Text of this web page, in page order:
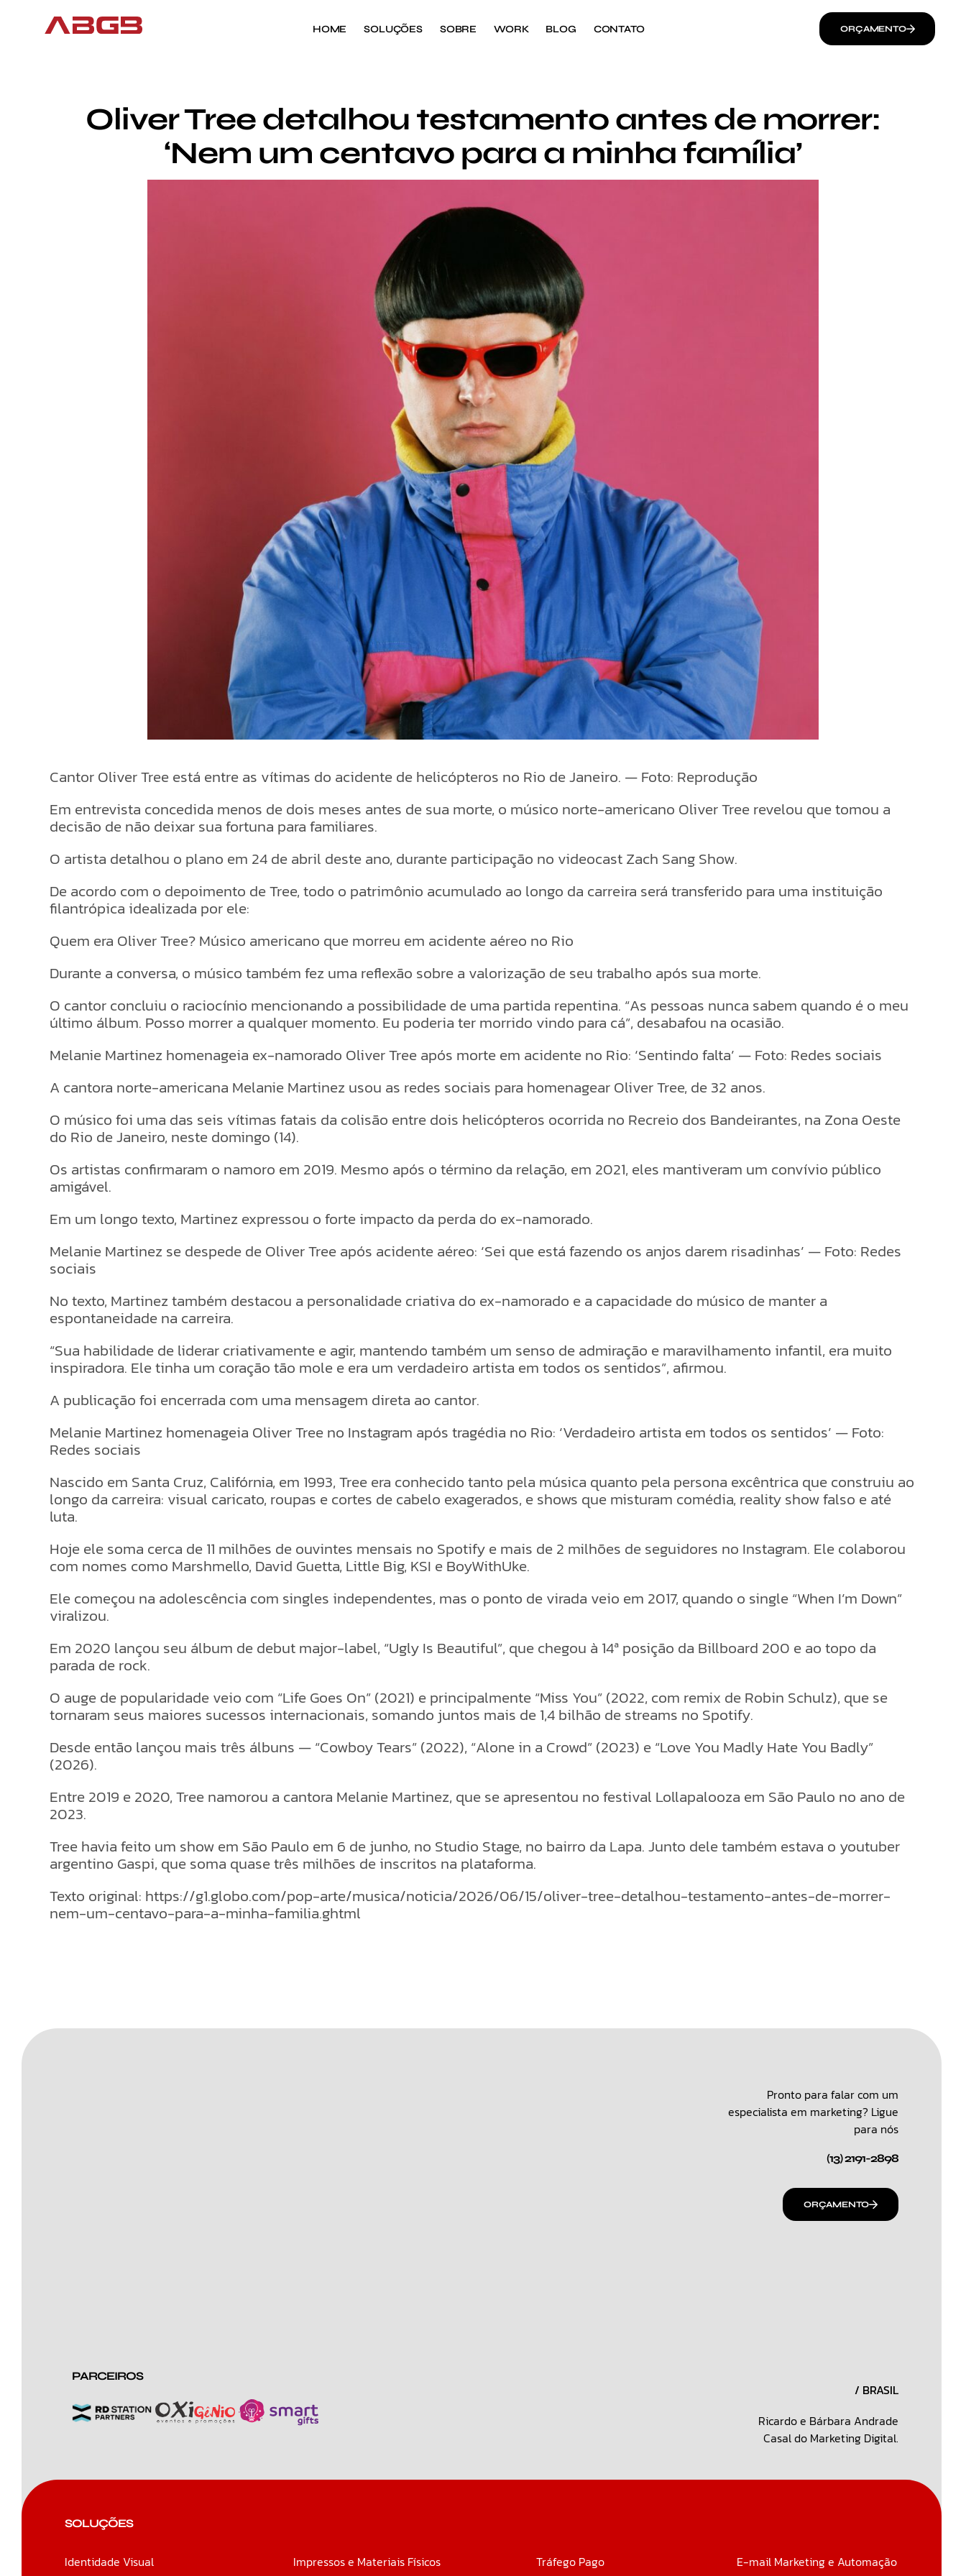
HOME SOLUÇÕES SOBRE WORK BLOG CONTATO ORÇAMENTO
Oliver Tree detalhou testamento antes de morrer:
‘Nem um centavo para a minha família’
Cantor Oliver Tree está entre as vítimas do acidente de helicópteros no Rio de Janeiro. — Foto: Reprodução
Em entrevista concedida menos de dois meses antes de sua morte, o músico norte-americano Oliver Tree revelou que tomou a
decisão de não deixar sua fortuna para familiares.
O artista detalhou o plano em 24 de abril deste ano, durante participação no videocast Zach Sang Show.
De acordo com o depoimento de Tree, todo o patrimônio acumulado ao longo da carreira será transferido para uma instituição
filantrópica idealizada por ele:
Quem era Oliver Tree? Músico americano que morreu em acidente aéreo no Rio
Durante a conversa, o músico também fez uma reflexão sobre a valorização de seu trabalho após sua morte.
O cantor concluiu o raciocínio mencionando a possibilidade de uma partida repentina. “As pessoas nunca sabem quando é o meu
último álbum. Posso morrer a qualquer momento. Eu poderia ter morrido vindo para cá”, desabafou na ocasião.
Melanie Martinez homenageia ex-namorado Oliver Tree após morte em acidente no Rio: ‘Sentindo falta’ — Foto: Redes sociais
A cantora norte-americana Melanie Martinez usou as redes sociais para homenagear Oliver Tree, de 32 anos.
O músico foi uma das seis vítimas fatais da colisão entre dois helicópteros ocorrida no Recreio dos Bandeirantes, na Zona Oeste
do Rio de Janeiro, neste domingo (14).
Os artistas confirmaram o namoro em 2019. Mesmo após o término da relação, em 2021, eles mantiveram um convívio público
amigável.
Em um longo texto, Martinez expressou o forte impacto da perda do ex-namorado.
Melanie Martinez se despede de Oliver Tree após acidente aéreo: ‘Sei que está fazendo os anjos darem risadinhas’ — Foto: Redes
sociais
No texto, Martinez também destacou a personalidade criativa do ex-namorado e a capacidade do músico de manter a
espontaneidade na carreira.
“Sua habilidade de liderar criativamente e agir, mantendo também um senso de admiração e maravilhamento infantil, era muito
inspiradora. Ele tinha um coração tão mole e era um verdadeiro artista em todos os sentidos”, afirmou.
A publicação foi encerrada com uma mensagem direta ao cantor.
Melanie Martinez homenageia Oliver Tree no Instagram após tragédia no Rio: ‘Verdadeiro artista em todos os sentidos’ — Foto:
Redes sociais
Nascido em Santa Cruz, Califórnia, em 1993, Tree era conhecido tanto pela música quanto pela persona excêntrica que construiu ao
longo da carreira: visual caricato, roupas e cortes de cabelo exagerados, e shows que misturam comédia, reality show falso e até
luta.
Hoje ele soma cerca de 11 milhões de ouvintes mensais no Spotify e mais de 2 milhões de seguidores no Instagram. Ele colaborou
com nomes como Marshmello, David Guetta, Little Big, KSI e BoyWithUke.
Ele começou na adolescência com singles independentes, mas o ponto de virada veio em 2017, quando o single “When I’m Down”
viralizou.
Em 2020 lançou seu álbum de debut major-label, “Ugly Is Beautiful”, que chegou à 14ª posição da Billboard 200 e ao topo da
parada de rock.
O auge de popularidade veio com “Life Goes On” (2021) e principalmente “Miss You” (2022, com remix de Robin Schulz), que se
tornaram seus maiores sucessos internacionais, somando juntos mais de 1,4 bilhão de streams no Spotify.
Desde então lançou mais três álbuns — “Cowboy Tears” (2022), “Alone in a Crowd” (2023) e “Love You Madly Hate You Badly”
(2026).
Entre 2019 e 2020, Tree namorou a cantora Melanie Martinez, que se apresentou no festival Lollapalooza em São Paulo no ano de
2023.
Tree havia feito um show em São Paulo em 6 de junho, no Studio Stage, no bairro da Lapa. Junto dele também estava o youtuber
argentino Gaspi, que soma quase três milhões de inscritos na plataforma.
Texto original: https://g1.globo.com/pop-arte/musica/noticia/2026/06/15/oliver-tree-detalhou-testamento-antes-de-morrer-
nem-um-centavo-para-a-minha-familia.ghtml
Pronto para falar com um
especialista em marketing? Ligue
para nós
(13) 2191-2898
ORÇAMENTO
PARCEIROS
/ BRASIL
Ricardo e Bárbara Andrade
Casal do Marketing Digital.
SOLUÇÕES
Identidade Visual Impressos e Materiais Físicos Tráfego Pago E-mail Marketing e Automação